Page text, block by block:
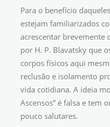
Para o benefício
estejam familiarizados
acrescentar brevemente
por H. P. Blavatsky que
corpos físicos aqui
reclusão e isolamento
vida cotidiana. A ideia
Ascensos” é falsa e tem
pouco salutares.